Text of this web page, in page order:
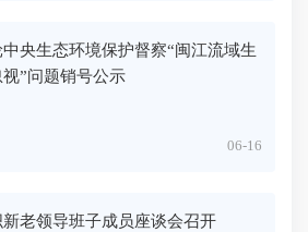
央生态环境保护督察“闽江流域生
”问题销号公示
06-16
老领导班子成员座谈会召开